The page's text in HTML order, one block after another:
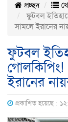
প্রচ্ছদ
ফুটবল
সামলে ইরানের
ফুটবল
ইরানের
প্রকাশিত হয়েছে :